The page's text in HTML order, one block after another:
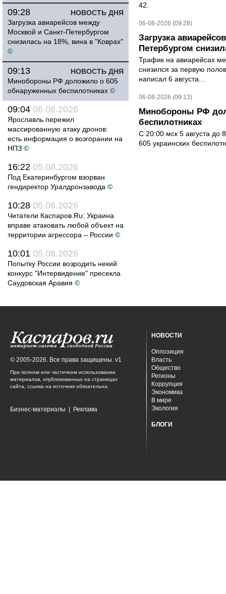
НОВОСТЬ ДНЯ
09:28
Загрузка авиарейсов между
Москвой и Санкт-Петербургом
снизилась на 18%, вина в "Коврах"
©
НОВОСТЬ ДНЯ
09:13
Минобороны РФ доложило о 605
обнаруженных беспилотниках ©
09:04 06.08.2026
Ярославль пережил
массированную атаку дронов:
есть информация о возгорании на
НПЗ ©
16:22 05.08.2026
Под Екатеринбургом взорван
гендиректор Уралдронзавода ©
10:28 05.08.2026
Читатели Каспаров.Ru: Украина
вправе атаковать любой объект на
территории агрессора – России ©
10:01 05.08.2026
Попытку России возродить некий
конкурс "Интервидение" пресекла
Саудовская Аравия ©
42.
06-08-2026 (09:28)
Загрузка
Петербургом
Трафик на авиарейсах
снизился за первую
написал 6 августа...
06-08-2026 (09:13)
Минобороны РФ
беспилотниках
С 20:00 мск 5 августа до
605 украинских
© 2005-2026. Все права защищены. v1
При полном или частичном использовании
материалов, опубликованных на страницах
сайта, ссылка на источник обязательна.
Бизнес-материалы Реклама
НОВОСТИ
Оппозиция
Власть
Общество
Регионы
Коррупция
Экономика
В мире
Экология
БЛОГИ